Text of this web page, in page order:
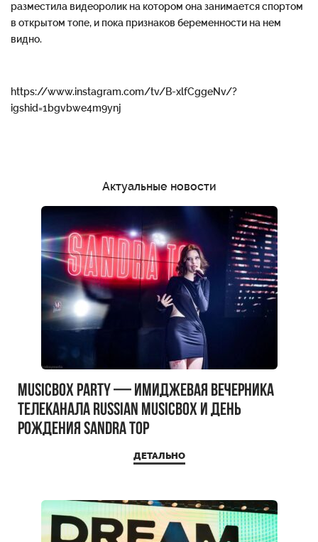
разместила видеоролик на котором она занимается спортом
в открытом топе, и пока признаков беременности на нем
видно.
https://www.instagram.com/tv/B-xlfCggeNv/?
igshid=1bgvbwe4m9ynj
Актуальные новости
MUSICBOX PARTY — имиджевая вечерника
телеканала RUSSIAN MUSICBOX и день
рождения Sandra Top
ДЕТАЛЬНО